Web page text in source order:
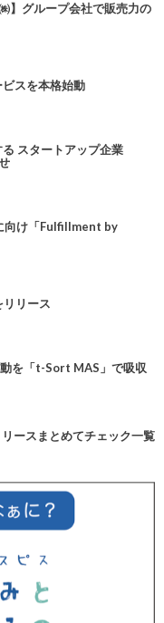
】グループ会社で販売力の
スを本格始動
スタートアップ企業
向け「Fulfillment by
リリース
を「t-Sort MAS」で吸収
ースまとめてチェック一覧